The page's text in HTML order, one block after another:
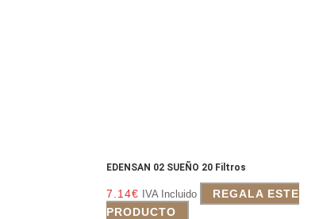
EDENSAN 02 SUEÑO 20 Filtros
7.14€ IVA Incluido
REGALA ESTE
PRODUCTO